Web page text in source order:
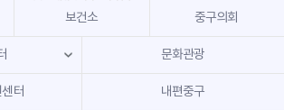
본문 내용 바로가기
주메뉴 바로가기
보건소 중구의회
문화관광
터 내편중구